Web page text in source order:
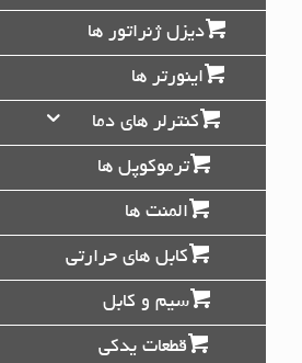
دیزل ژنراتور ها
اینورتر ها
کنترلر های دما
ترموکوپل ها
المنت ها
کابل های حرارتی
سیم و کابل
قطعات یدکی